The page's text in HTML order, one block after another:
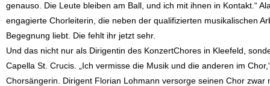
genauso. Die Leute bleiben am Ball, und ich mit ihnen in Kontakt.“
engagierte Chorleiterin, die neben der qualifizierten musikalischen
Begegnung liebt. Die fehlt ihr jetzt sehr.
Und das nicht nur als Dirigentin des KonzertChores in Kleefeld,
Capella St. Crucis. „Ich vermisse die Musik und die anderen im
Chorsängerin. Dirigent Florian Lohmann versorge seinen Chor zwar